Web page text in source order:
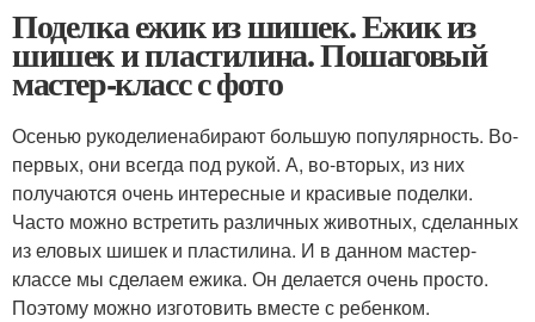
Поделка ежик из шишек. Ежик из
шишек и пластилина. Пошаговый
мастер-класс с фото
Осенью рукоделиенабирают большую популярность. Во-
первых, они всегда под рукой. А, во-вторых, из них
получаются очень интересные и красивые поделки.
Часто можно встретить различных животных, сделанных
из еловых шишек и пластилина. И в данном мастер-
классе мы сделаем ежика. Он делается очень просто.
Поэтому можно изготовить вместе с ребенком.